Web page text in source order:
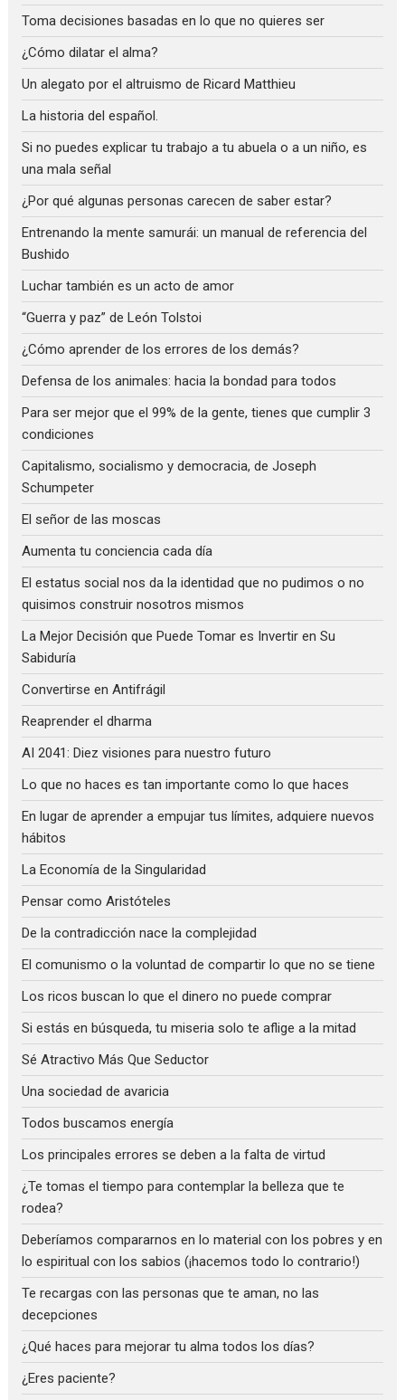
Toma decisiones basadas en lo que no quieres ser
¿Cómo dilatar el alma?
Un alegato por el altruismo de Ricard Matthieu
La historia del español.
Si no puedes explicar tu trabajo a tu abuela o a un niño, es
una mala señal
¿Por qué algunas personas carecen de saber estar?
Entrenando la mente samurái: un manual de referencia del
Bushido
Luchar también es un acto de amor
“Guerra y paz” de León Tolstoi
¿Cómo aprender de los errores de los demás?
Defensa de los animales: hacia la bondad para todos
Para ser mejor que el 99% de la gente, tienes que cumplir 3
condiciones
Capitalismo, socialismo y democracia, de Joseph
Schumpeter
El señor de las moscas
Aumenta tu conciencia cada día
El estatus social nos da la identidad que no pudimos o no
quisimos construir nosotros mismos
La Mejor Decisión que Puede Tomar es Invertir en Su
Sabiduría
Convertirse en Antifrágil
Reaprender el dharma
AI 2041: Diez visiones para nuestro futuro
Lo que no haces es tan importante como lo que haces
En lugar de aprender a empujar tus límites, adquiere nuevos
hábitos
La Economía de la Singularidad
Pensar como Aristóteles
De la contradicción nace la complejidad
El comunismo o la voluntad de compartir lo que no se tiene
Los ricos buscan lo que el dinero no puede comprar
Si estás en búsqueda, tu miseria solo te aflige a la mitad
Sé Atractivo Más Que Seductor
Una sociedad de avaricia
Todos buscamos energía
Los principales errores se deben a la falta de virtud
¿Te tomas el tiempo para contemplar la belleza que te
rodea?
Deberíamos compararnos en lo material con los pobres y en
lo espiritual con los sabios (¡hacemos todo lo contrario!)
Te recargas con las personas que te aman, no las
decepciones
¿Qué haces para mejorar tu alma todos los días?
¿Eres paciente?